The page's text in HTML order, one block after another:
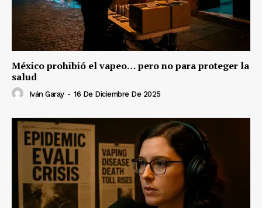
México prohibió el vapeo… pero no para proteger la
salud
Iván Garay - 16 De Diciembre De 2025